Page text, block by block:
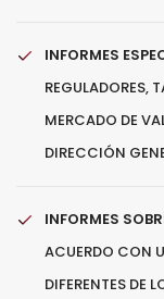
INFORMES
REGULADORES,
MERCADO DE
DIRECCIÓN
INFORMES
ACUERDO CON
DIFERENTES DE